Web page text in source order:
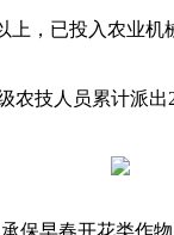
已投入农业机
人员累计派出
早春开花类作物